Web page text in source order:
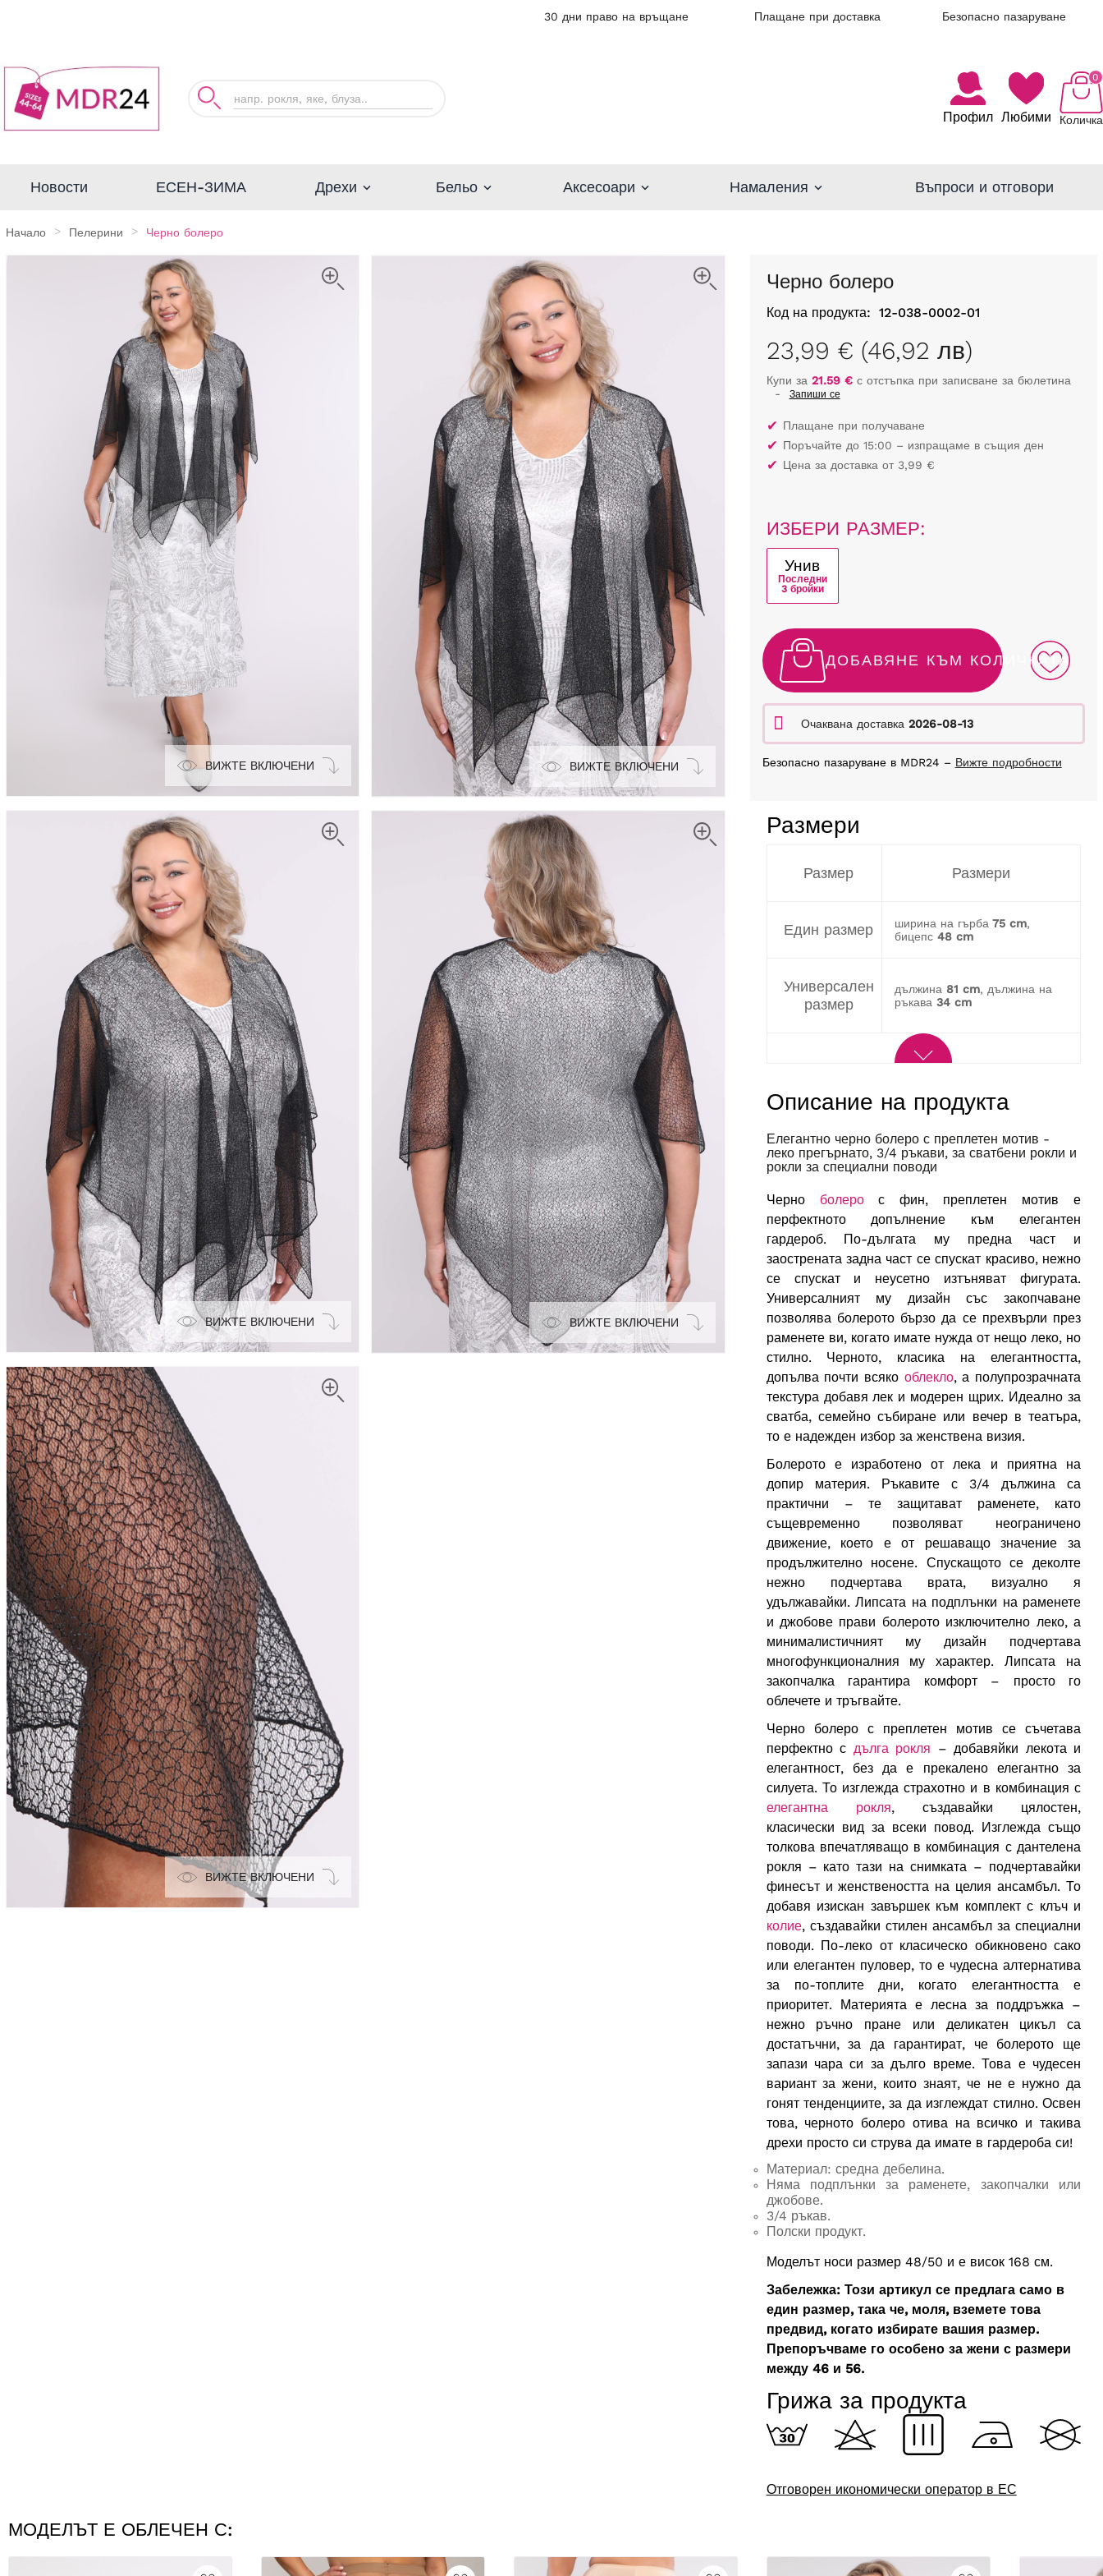
30 дни право на връщане Плащане при доставка Безопасно пазаруване
Профил Любими Количка
0
Новости ЕСЕН-ЗИМА Дрехи Бельо Аксесоари Намаления Въпроси и отговори
Начало Пелерини Черно болеро
ВИЖТЕ ВКЛЮЧЕНИ ВИЖТЕ ВКЛЮЧЕНИ
ВИЖТЕ ВКЛЮЧЕНИ ВИЖТЕ ВКЛЮЧЕНИ
ВИЖТЕ ВКЛЮЧЕНИ
Черно болеро
Код на продукта: 12-038-0002-01
23,99 € (46,92 лв)
Купи за 21.59 €с отстъпка при записване за бюлетина
-
Запиши се
✔ Плащане при получаване
✔ Поръчайте до 15:00 – изпращаме в същия ден
✔ Цена за доставка от 3,99 €
ИЗБЕРИ РАЗМЕР:
Унив
Последни
3 бройки
ДОБАВЯНЕ КЪМ КОЛИЧКАТА
Очаквана доставка 2026-08-13
Безопасно пазаруване в MDR24 – Вижте подробности
Размери
Размер Размери
Един размер ширина на гърба 75 cm,
бицепс 48 cm
Универсален
размер
дължина 81 cm, дължина на
ръкава 34 cm
Описание на продукта
Елегантно черно болеро с преплетен мотив -
леко прегърнато, 3/4 ръкави, за сватбени рокли и
рокли за специални поводи
Черно болерос фин, преплетен мотив е
перфектното допълнение към елегантен
гардероб. По-дългата му предна част и
заострената задна част се спускат красиво, нежно
се спускат и неусетно изтъняват фигурата.
Универсалният му дизайн със закопчаване
позволява болерото бързо да се прехвърли през
раменете ви, когато имате нужда от нещо леко, но
стилно. Черното, класика на елегантността,
допълва почти всяко облекло, а полупрозрачната
текстура добавя лек и модерен щрих. Идеално за
сватба, семейно събиране или вечер в театъра,
то е надежден избор за женствена визия.
Болерото е изработено от лека и приятна на
допир материя. Ръкавите с 3/4 дължина са
практични – те защитават раменете, като
същевременно позволяват неограничено
движение, което е от решаващо значение за
продължително носене. Спускащото се деколте
нежно подчертава врата, визуално я
удължавайки. Липсата на подплънки на раменете
и джобове прави болерото изключително леко, а
минималистичният му дизайн подчертава
многофункционалния му характер. Липсата на
закопчалка гарантира комфорт – просто го
облечете и тръгвайте.
Черно болеро с преплетен мотив се съчетава
перфектно с дълга рокля – добавяйки лекота и
елегантност, без да е прекалено елегантно за
силуета. То изглежда страхотно и в комбинация с
елегантна рокля, създавайки цялостен,
класически вид за всеки повод. Изглежда също
толкова впечатляващо в комбинация с дантелена
рокля – като тази на снимката – подчертавайки
финесът и женствеността на целия ансамбъл. То
добавя изискан завършек към комплект с клъч и
колие, създавайки стилен ансамбъл за специални
поводи. По-леко от класическо обикновено сако
или елегантен пуловер, то е чудесна алтернатива
за по-топлите дни, когато елегантността е
приоритет. Материята е лесна за поддръжка –
нежно ръчно пране или деликатен цикъл са
достатъчни, за да гарантират, че болерото ще
запази чара си за дълго време. Това е чудесен
вариант за жени, които знаят, че не е нужно да
гонят тенденциите, за да изглеждат стилно. Освен
това, черното болеро отива на всичко и такива
дрехи просто си струва да имате в гардероба си!
Материал: средна дебелина.
Няма подплънки за раменете, закопчалки или
джобове.
3/4 ръкав.
Полски продукт.
Моделът носи размер 48/50 и е висок 168 см.
Забележка: Този артикул се предлага само в
един размер, така че, моля, вземете това
предвид, когато избирате вашия размер.
Препоръчваме го особено за жени с размери
между 46 и 56.
Грижа за продукта
Отговорен икономически оператор в ЕС
МОДЕЛЪТ Е ОБЛЕЧЕН С: